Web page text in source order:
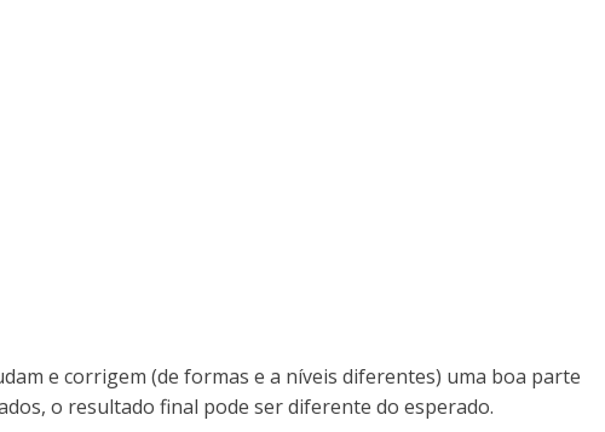
e corrigem (de formas e a níveis diferentes) uma boa parte
o resultado final pode ser diferente do esperado.